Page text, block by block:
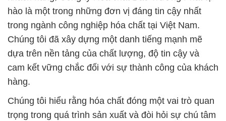
hào là một trong những đơn vị đáng tin cậy nhất
trong ngành công nghiệp hóa chất tại Việt Nam.
Chúng tôi đã xây dựng một danh tiếng mạnh mẽ
dựa trên nền tảng của chất lượng, độ tin cậy và
cam kết vững chắc đối với sự thành công của khách
hàng.
Chúng tôi hiểu rằng hóa chất đóng một vai trò quan
trọng trong quá trình sản xuất và đòi hỏi sự chú tâm